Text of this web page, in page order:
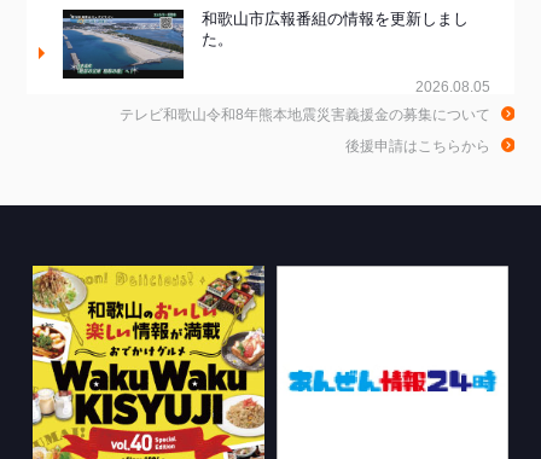
和歌山市広報番組の情報を更新しまし
た。
2026.08.05
和歌山de乾杯！の情報を更新しました。
2026.08.04
ちゃぶ台おかわりの情報を更新しまし
た。
テレビ和歌山令和8年熊本地震災害義援金の募集について
後援申請はこちらから